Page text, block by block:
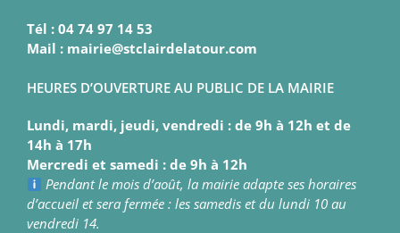
Tél : 04 74 97 14 53
Mail : mairie@stclairdelatour.com
HEURES D’OUVERTURE AU PUBLIC DE LA MAIRIE
Lundi, mardi, jeudi, vendredi : de 9h à 12h et de
14h à 17h
Mercredi et samedi : de 9h à 12h
Pendant le mois d’août, la mairie adapte ses horaires
d’accueil et sera fermée : les samedis et du lundi 10 au
vendredi 14.